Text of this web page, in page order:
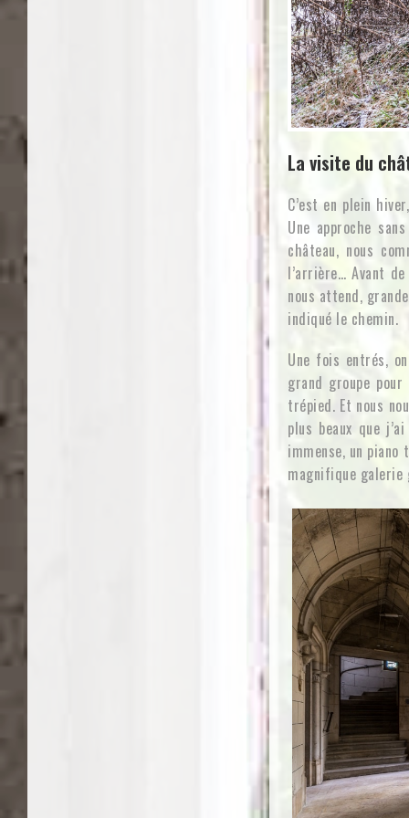
La visite du
C’est en plein
Une approche
château, nous
l’arrière… Avant
nous attend,
indiqué le chemin.
Une fois entrés,
grand groupe
trépied. Et nous
plus beaux que
immense, un
magnifique galerie